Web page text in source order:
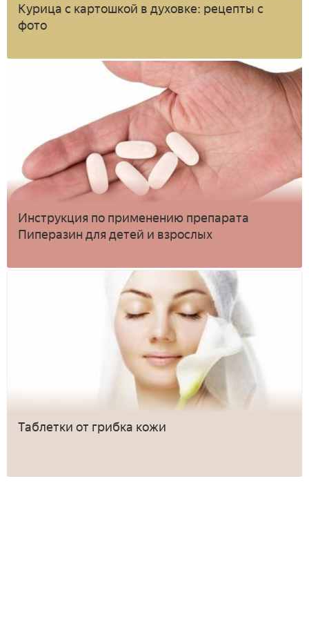
Курица с картошкой в духовке: рецепты с
фото
Инструкция по применению препарата
Пиперазин для детей и взрослых
Таблетки от грибка кожи